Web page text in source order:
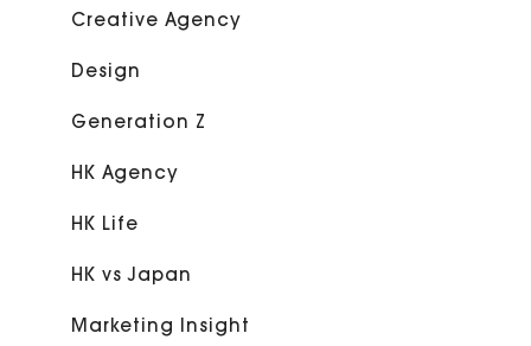
Creative Agency
Design
Generation Z
HK Agency
HK Life
HK vs Japan
Marketing Insight